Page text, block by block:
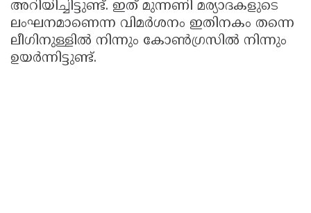
അറിയിച്ചിട്ടുണ്ട്. ഇത് മുന്നണി മര്യാദകളുടെ
ലംഘനമാണെന്ന വിമർശനം ഇതിനകം തന്നെ
ലീഗിനുള്ളിൽ നിന്നും കോൺഗ്രസിൽ നിന്നും
ഉയർന്നിട്ടുണ്ട്.